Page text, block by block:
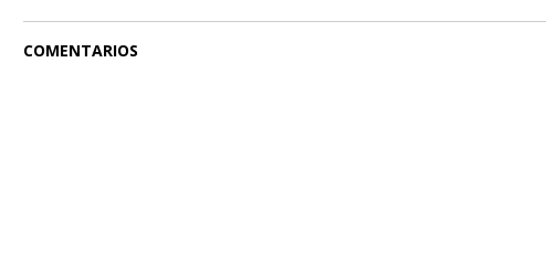
COMENTARIOS